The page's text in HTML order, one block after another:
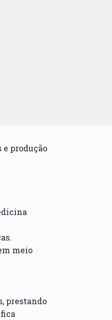
produção
meio
prestando